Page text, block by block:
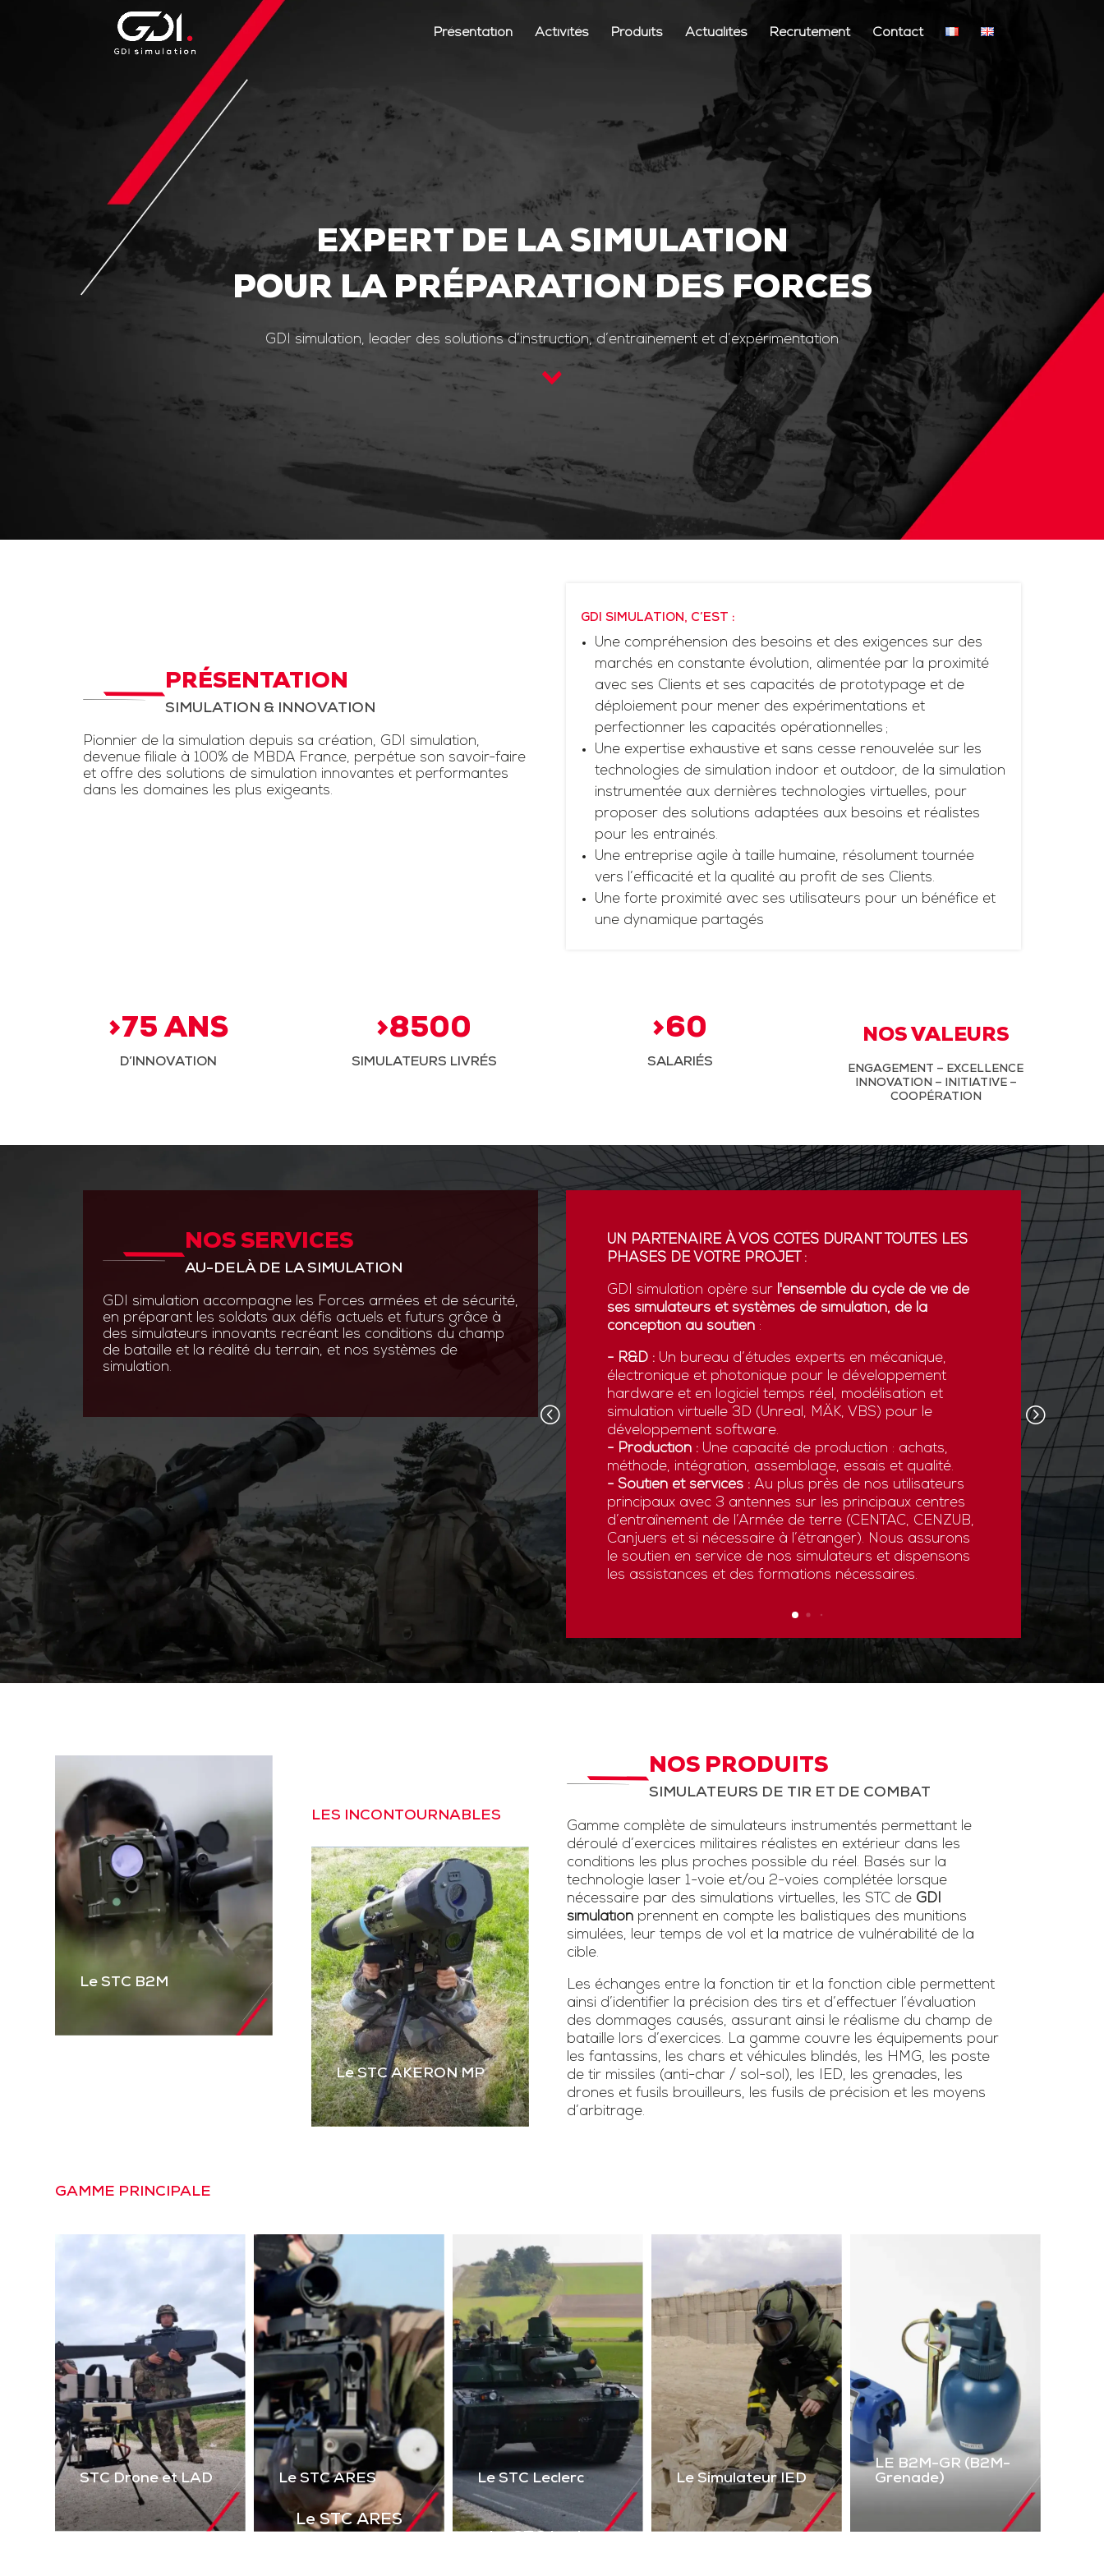
Présentation Activités Produits Actualités Recrutement Contact
EXPERT DE LA SIMULATION
POUR LA PRÉPARATION DES FORCES
GDI simulation, leader des solutions d’instruction, d’entrainement et d’expérimentation
PRÉSENTATION
SIMULATION & INNOVATION
Pionnier de la simulation depuis sa création, GDI simulation,
devenue filiale à 100% de MBDA France, perpétue son savoir-faire
et offre des solutions de simulation innovantes et performantes
dans les domaines les plus exigeants.
GDI SIMULATION, C’EST :
Une compréhension des besoins et des exigences sur des
marchés en constante évolution, alimentée par la proximité
avec ses Clients et ses capacités de prototypage et de
déploiement pour mener des expérimentations et
perfectionner les capacités opérationnelles ;
Une expertise exhaustive et sans cesse renouvelée sur les
technologies de simulation indoor et outdoor, de la simulation
instrumentée aux dernières technologies virtuelles, pour
proposer des solutions adaptées aux besoins et réalistes
pour les entrainés.
Une entreprise agile à taille humaine, résolument tournée
vers l’efficacité et la qualité au profit de ses Clients.
Une forte proximité avec ses utilisateurs pour un bénéfice et
une dynamique partagés
>75 ANS
D’INNOVATION
>8500
SIMULATEURS LIVRÉS
>60
SALARIÉS
NOS VALEURS
ENGAGEMENT – EXCELLENCE
INNOVATION – INITIATIVE –
COOPÉRATION
NOS SERVICES
AU-DELÀ DE LA SIMULATION
GDI simulation accompagne les Forces armées et de sécurité,
en préparant les soldats aux défis actuels et futurs grâce à
des simulateurs innovants recréant les conditions du champ
de bataille et la réalité du terrain, et nos systèmes de
simulation.
ANTICIPER PAR L’INNOVATION
GDI Simulation place l’innovation au cœur de sa R&D
ingénierie système, optronique, micromécanique et
logiciels.
Grâce à des technologies de pointe comme la réalité
aux contraintes du terrain.
UN PARTENAIRE À VOS CÔTÉS DURANT TOUTES LES
PHASES DE VOTRE PROJET :
GDI simulation opère sur l'ensemble du cycle de vie de
ses simulateurs et systèmes de simulation, de la
conception au soutien :
- R&D : Un bureau d’études experts en mécanique,
électronique et photonique pour le développement
hardware et en logiciel temps réel, modélisation et
simulation virtuelle 3D (Unreal, MÄK, VBS) pour le
développement software.
- Production : Une capacité de production : achats,
méthode, intégration, assemblage, essais et qualité.
- Soutien et services : Au plus près de nos utilisateurs
principaux avec 3 antennes sur les principaux centres
d’entraînement de l’Armée de terre (CENTAC, CENZUB,
Canjuers et si nécessaire à l’étranger). Nous assurons
le soutien en service de nos simulateurs et dispensons
les assistances et des formations nécessaires.
GDI
La
l’export.
GDI
son
et des
Le STC B2M
mitrailleuses. Basé sur
LES INCONTOURNABLES
Le STC AKERON MP
virtuelle) du poste de tir
de l’Akeron MP. Permet
le tir en vue directe et
indirecte sur cibles
instrumentées.
Télécharger la
plaquette
NOS PRODUITS
SIMULATEURS DE TIR ET DE COMBAT
Gamme complète de simulateurs instrumentés permettant le
déroulé d’exercices militaires réalistes en extérieur dans les
conditions les plus proches possible du réel. Basés sur la
technologie laser 1-voie et/ou 2-voies complétée lorsque
nécessaire par des simulations virtuelles, les STC de GDI
simulation prennent en compte les balistiques des munitions
simulées, leur temps de vol et la matrice de vulnérabilité de la
cible.
Les échanges entre la fonction tir et la fonction cible permettent
ainsi d’identifier la précision des tirs et d’effectuer l’évaluation
des dommages causés, assurant ainsi le réalisme du champ de
bataille lors d’exercices. La gamme couvre les équipements pour
les fantassins, les chars et véhicules blindés, les HMG, les poste
de tir missiles (anti-char / sol-sol), les IED, les grenades, les
drones et fusils brouilleurs, les fusils de précision et les moyens
d’arbitrage.
GAMME PRINCIPALE
STC Drone et LAD Le STC ARES
Le STC ARES
Le STC Leclerc Le Simulateur IED
LE B2M-GR (B2M-
Grenade)